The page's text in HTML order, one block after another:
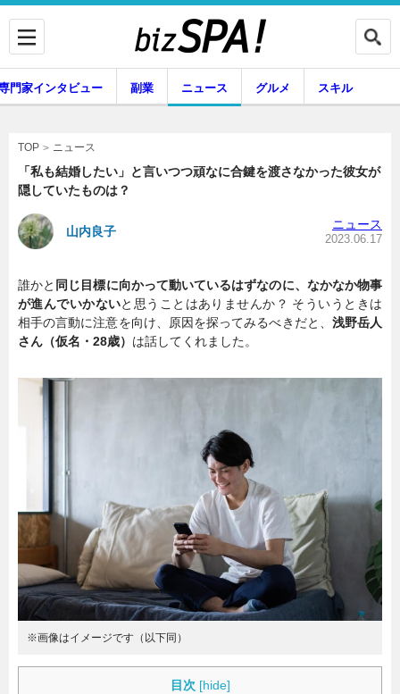
専門家インタビュー
副業 ニュース
連載一覧
門家インタビュー 副業 ニュース グルメ スキル
TOP ニュース
「私も結婚したい」と言いつつ頑なに合鍵を渡さなかった彼女が
隠していたものは？
山内良子 ニュース
2023.06.17
誰かと 同じ目標に向かって動いているはずなのに、なかなか物事
が進んでいかないと思うことはありませんか？ そういうときは
相手の言動に注意を向け、原因を探ってみるべきだと、 浅野岳人
さん（仮名・28歳） は話してくれました。
※画像はイメージです（以下同）
目次 [hide]